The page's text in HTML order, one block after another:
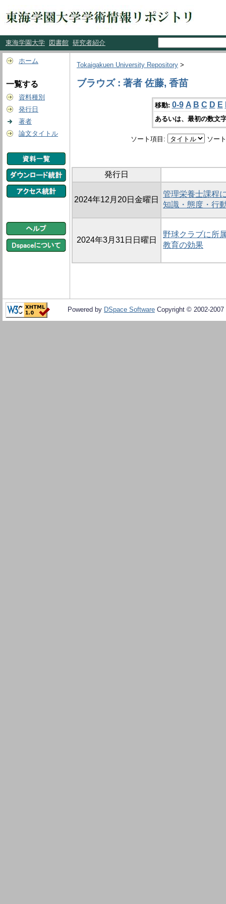
東海学園大学 図書館 研究者紹介
ホーム
一覧する
資料種別
発行日
著者
論文タイトル
Tokaigakuen University Repository >
ブラウズ : 著者 佐藤, 香苗
移動: 0-9 A B C D E
あるいは、最初の数文
ソート項目: ソー
発行日
2024年12月20日金曜日
管理栄養士課程
知識・態度・行
2024年3月31日日曜日
野球クラブに所
教育の効果
Powered by DSpace Software Copyright © 2002-2007